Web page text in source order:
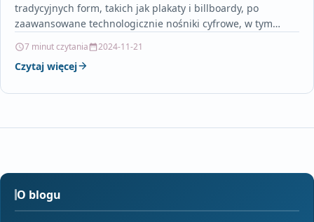
tradycyjnych form, takich jak plakaty i billboardy, po
zaawansowane technologicznie nośniki cyfrowe, w tym
7 minut czytania 2024-11-21
Czytaj więcej
O blogu